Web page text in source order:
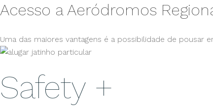
Acesso a Aeródromos
Uma das maiores vantagens é a possibilidade de pousar
Safety +